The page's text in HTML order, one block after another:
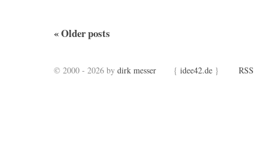
«Older posts
© 2000 - 2026 by dirk messer { idee42.de } RSS